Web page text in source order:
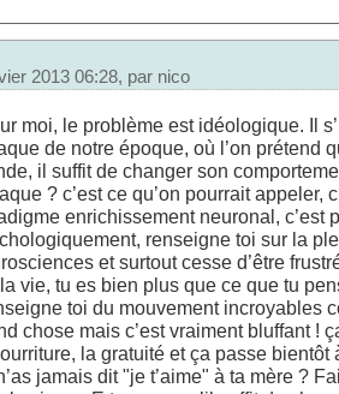
2013 06:28, par nico
moi, le problème est idéologique. Il
de notre époque, où l’on prétend
il suffit de changer son
? c’est ce qu’on pourrait appeler,
enrichissement neuronal, c’est
renseigne toi sur la
et surtout cesse d’être
vie, tu es bien plus que ce que tu
toi du mouvement incroyables
chose mais c’est vraiment bluffant !
la gratuité et ça passe bientôt
jamais dit "je t’aime" à ta mère ?